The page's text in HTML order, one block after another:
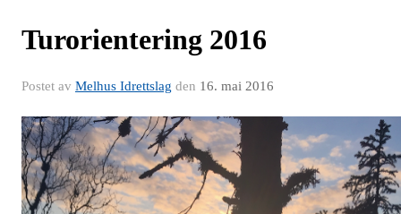
Turorientering 2016
Postet av Melhus Idrettslag den 16. mai 2016